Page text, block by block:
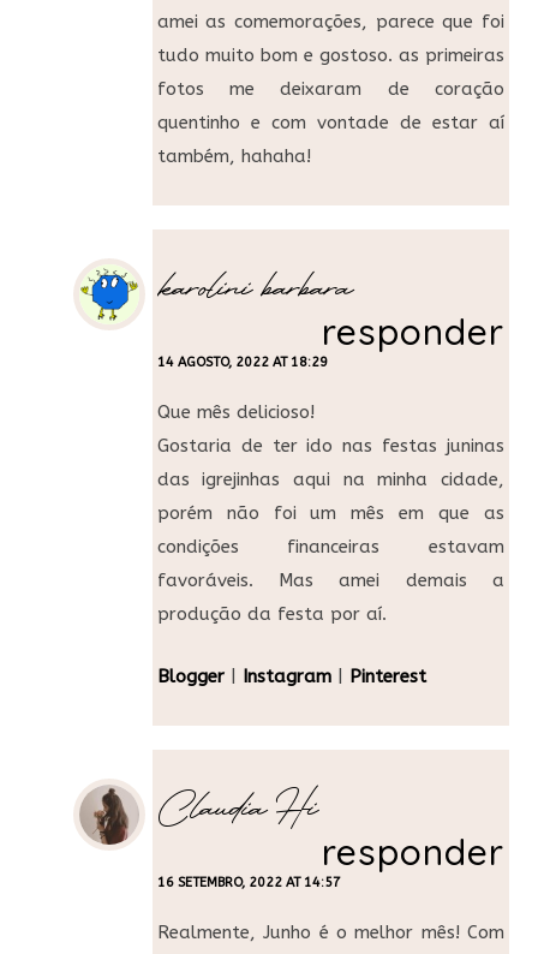
amei as comemorações, parece que foi
tudo muito bom e gostoso. as primeiras
fotos me deixaram de coração
quentinho e com vontade de estar aí
também, hahaha!
karolini barbara
14 AGOSTO, 2022 AT 18:29
responder
Que mês delicioso!
Gostaria de ter ido nas festas juninas
das igrejinhas aqui na minha cidade,
porém não foi um mês em que as
condições financeiras estavam
favoráveis. Mas amei demais a
produção da festa por aí.
Blogger| Instagram| Pinterest
Claudia Hi
16 SETEMBRO, 2022 AT 14:57
responder
Realmente, Junho é o melhor mês! Com